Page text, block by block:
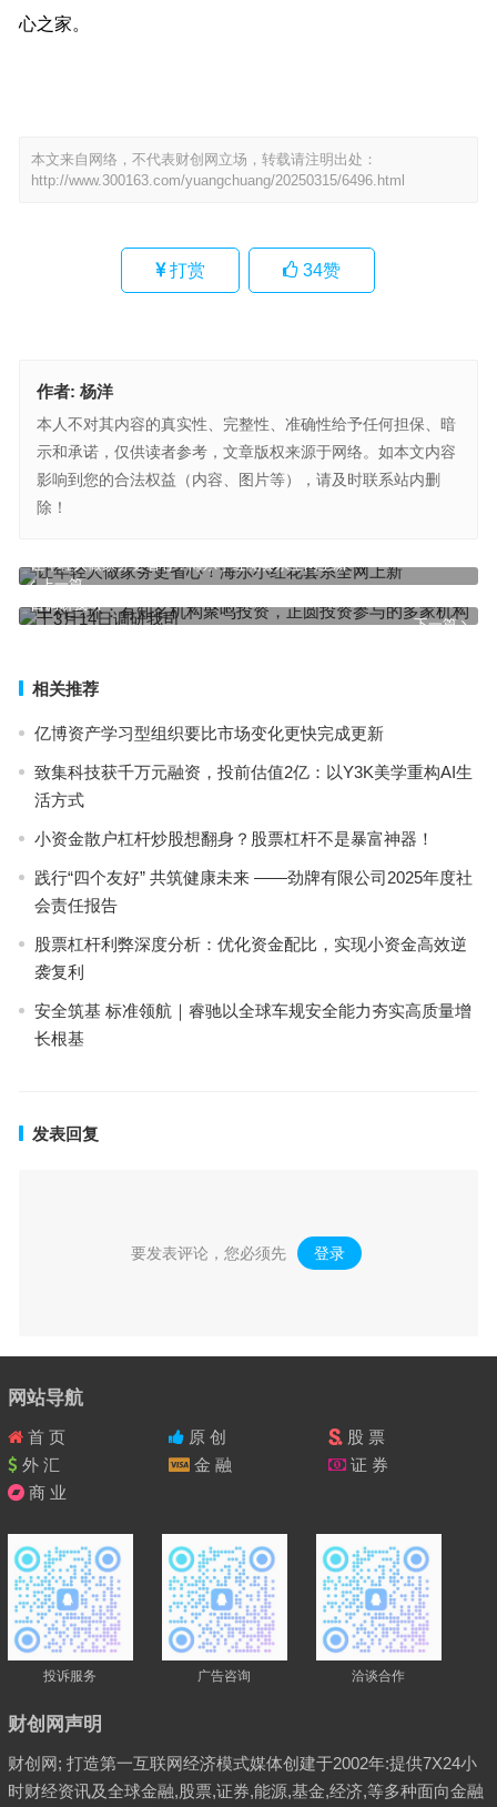
心之家。
本文来自网络，不代表财创网立场，转载请注明出处：
http://www.300163.com/yuangchuang/20250315/6496.html
打赏 34赞
作者: 杨洋
本人不对其内容的真实性、完整性、准确性给予任何担保、暗
示和承诺，仅供读者参考，文章版权来源于网络。如本文内容
影响到您的合法权益（内容、图片等），请及时联系站内删
除！
上一篇
让年轻人做家务更省心！海尔小红花套系全网上新
下一篇
中科三环：有知名机构聚鸣投资，正圆投资参与的多家机构于3月14
日调研我司
相关推荐
亿博资产学习型组织要比市场变化更快完成更新
致集科技获千万元融资，投前估值2亿：以Y3K美学重构AI生
活方式
小资金散户杠杆炒股想翻身？股票杠杆不是暴富神器！
践行“四个友好” 共筑健康未来 ——劲牌有限公司2025年度社
会责任报告
股票杠杆利弊深度分析：优化资金配比，实现小资金高效逆
袭复利
安全筑基 标准领航｜睿驰以全球车规安全能力夯实高质量增
长根基
发表回复
要发表评论，您必须先 登录 。
网站导航
首 页 原 创
股 票
外 汇
金 融
证 券
商 业
投诉服务 广告咨询 洽谈合作
财创网声明
财创网; 打造第一互联网经济模式媒体创建于2002年:提供7X24小
时财经资讯及全球金融,股票,证券,能源,基金,经济,等多种面向金融